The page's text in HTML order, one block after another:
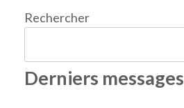
Rechercher
Derniers messages